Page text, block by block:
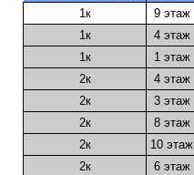
1к
9 этаж
1к
4 этаж
1к
1 этаж
2к
4 этаж
2к
3 этаж
2к
8 этаж
2к
10 этаж
2к
6 этаж